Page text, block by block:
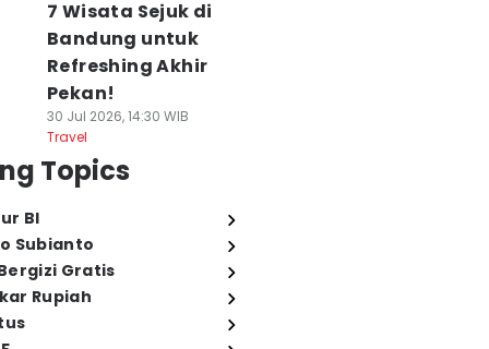
7 Wisata Sejuk di
Bandung untuk
Refreshing Akhir
Pekan!
30 Jul 2026, 14:30 WIB
Travel
Topics
BI
Subianto
Gratis
Rupiah